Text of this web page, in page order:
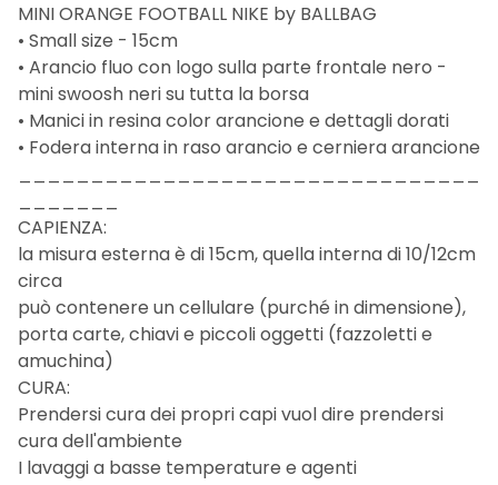
MINI ORANGE FOOTBALL NIKE by BALLBAG
• Small size - 15cm
• Arancio fluo con logo sulla parte frontale nero -
mini swoosh neri su tutta la borsa
• Manici in resina color arancione e dettagli dorati
• Fodera interna in raso arancio e cerniera arancione
CAPIENZA:
la misura esterna è di 15cm, quella interna di 10/12cm
circa
può contenere un cellulare (purché in dimensione),
porta carte, chiavi e piccoli oggetti (fazzoletti e
amuchina)
CURA:
Prendersi cura dei propri capi vuol dire prendersi
cura dell'ambiente
I lavaggi a basse temperature e agenti